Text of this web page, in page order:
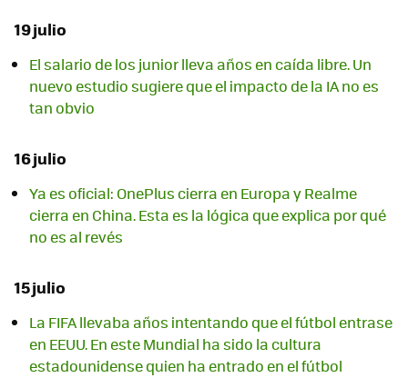
19 julio
El salario de los junior lleva años en caída libre. Un
nuevo estudio sugiere que el impacto de la IA no es
tan obvio
16 julio
Ya es oficial: OnePlus cierra en Europa y Realme
cierra en China. Esta es la lógica que explica por qué
no es al revés
15 julio
La FIFA llevaba años intentando que el fútbol entrase
en EEUU. En este Mundial ha sido la cultura
estadounidense quien ha entrado en el fútbol